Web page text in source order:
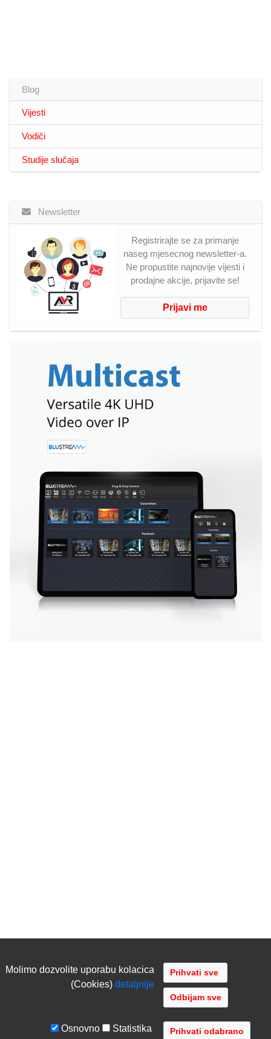
Blog
Vijesti
Vodiči
Studije slučaja
Newsletter
Registrirajte se za primanje
naseg mjesecnog newsletter-a.
Ne propustite najnovije vijesti i
prodajne akcije, prijavite se!
Prijavi me
Molimo dozvolite uporabu kolacica
(Cookies)detaljnije
Odbijam sve
Osnovno Statistika